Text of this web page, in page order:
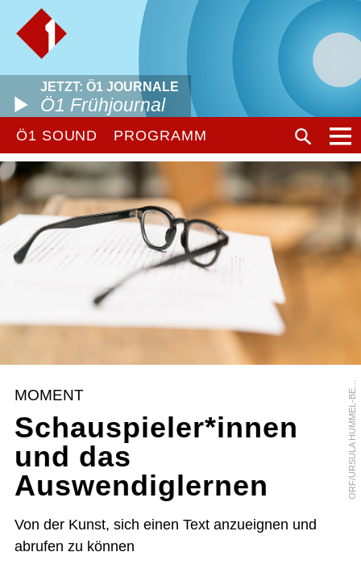
JETZT: Ö1 JOURNALE
Ö1 Frühjournal
Ö1 SOUND PROGRAMM
O
R
F
/
U
R
S
U
L
A
H
U
M
M
E
L
-
B
E
R
G
E
R
MOMENT
Schauspieler*innen
und das
Auswendiglernen
Von der Kunst, sich einen Text anzueignen und
abrufen zu können